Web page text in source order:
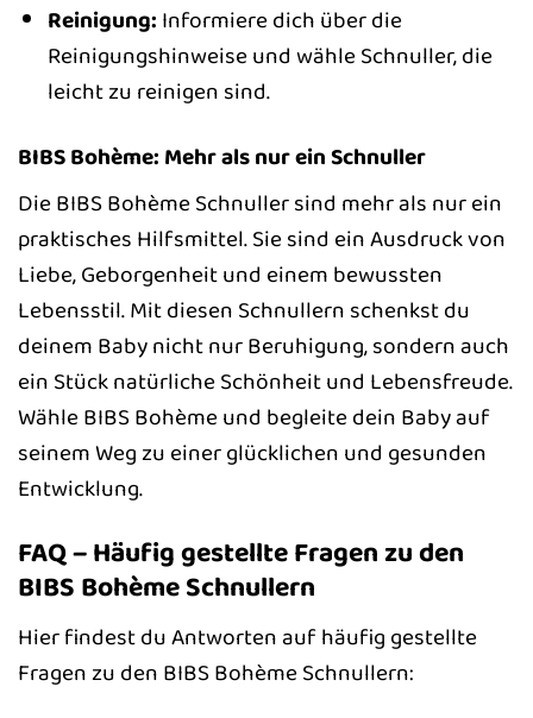
Reinigung: Informiere dich über die
Reinigungshinweise und wähle Schnuller, die
leicht zu reinigen sind.
BIBS Bohème: Mehr als nur ein Schnuller
Die BIBS Bohème Schnuller sind mehr als nur ein
praktisches Hilfsmittel. Sie sind ein Ausdruck von
Liebe, Geborgenheit und einem bewussten
Lebensstil. Mit diesen Schnullern schenkst du
deinem Baby nicht nur Beruhigung, sondern auch
ein Stück natürliche Schönheit und Lebensfreude.
Wähle BIBS Bohème und begleite dein Baby auf
seinem Weg zu einer glücklichen und gesunden
Entwicklung.
FAQ – Häufig gestellte Fragen zu den
BIBS Bohème Schnullern
Hier findest du Antworten auf häufig gestellte
Fragen zu den BIBS Bohème Schnullern: